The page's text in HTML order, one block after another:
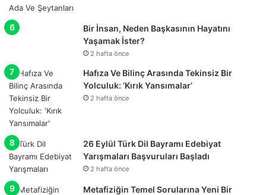
Bir İnsan, Neden Başkasının Hayatını
Yaşamak İster?
2 hafta önce
Hafıza Ve Bilinç Arasında Tekinsiz Bir
Yolculuk: ‘Kırık Yansımalar’
2 hafta önce
26 Eylül Türk Dil Bayramı Edebiyat
Yarışmaları Başvuruları Başladı
2 hafta önce
Metafiziğin Temel Sorularına Yeni Bir